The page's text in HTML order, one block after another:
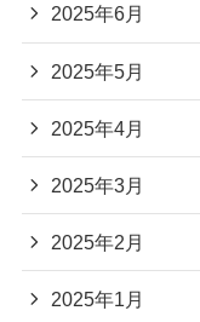
2025年6月
2025年5月
2025年4月
2025年3月
2025年2月
2025年1月